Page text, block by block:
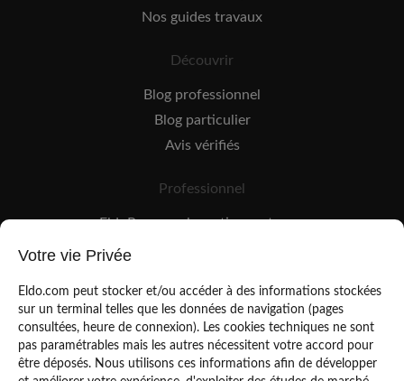
Nos guides travaux
Découvrir
Blog professionnel
Blog particulier
Avis vérifiés
Professionnel
EldoPro pour les artisans et pros
EldoNetwork pour les réseaux, marques et industriels
Votre vie Privée
Eldo.com peut stocker et/ou accéder à des informations stockées
sur un terminal telles que les données de navigation (pages
consultées, heure de connexion). Les cookies techniques ne sont
pas paramétrables mais les autres nécessitent votre accord pour
être déposés. Nous utilisons ces informations afin de développer